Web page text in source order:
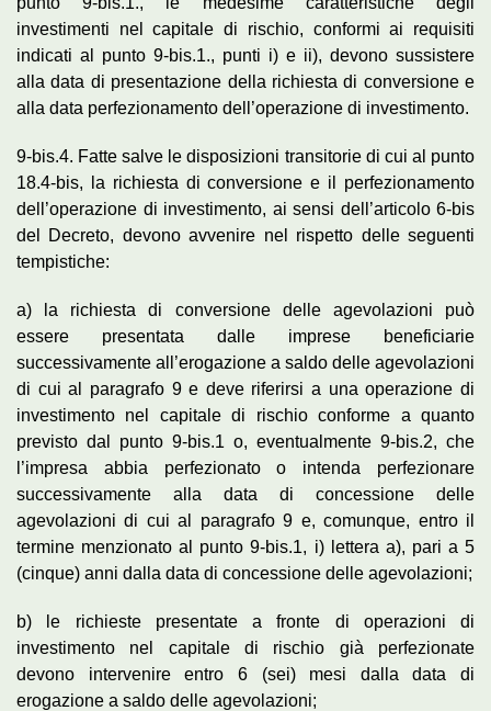
investimenti nel capitale di rischio, conformi ai requisiti
indicati al punto 9-bis.1., punti i) e ii), devono sussistere
alla data di presentazione della richiesta di conversione e
alla data perfezionamento dell’operazione di investimento.
9-bis.4. Fatte salve le disposizioni transitorie di cui al punto
18.4-bis, la richiesta di conversione e il perfezionamento
dell’operazione di investimento, ai sensi dell’articolo 6-bis
del Decreto, devono avvenire nel rispetto delle seguenti
tempistiche:
a) la richiesta di conversione delle agevolazioni può
essere presentata dalle imprese beneficiarie
successivamente all’erogazione a saldo delle agevolazioni
di cui al paragrafo 9 e deve riferirsi a una operazione di
investimento nel capitale di rischio conforme a quanto
previsto dal punto 9-bis.1 o, eventualmente 9-bis.2, che
l’impresa abbia perfezionato o intenda perfezionare
successivamente alla data di concessione delle
agevolazioni di cui al paragrafo 9 e, comunque, entro il
termine menzionato al punto 9-bis.1, i) lettera a), pari a 5
(cinque) anni dalla data di concessione delle agevolazioni;
b) le richieste presentate a fronte di operazioni di
investimento nel capitale di rischio già perfezionate
devono intervenire entro 6 (sei) mesi dalla data di
erogazione a saldo delle agevolazioni;